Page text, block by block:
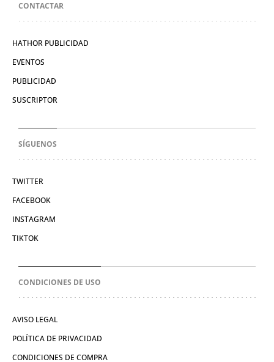
CONTACTAR
HATHOR PUBLICIDAD
EVENTOS
PUBLICIDAD
SUSCRIPTOR
SÍGUENOS
TWITTER
FACEBOOK
INSTAGRAM
TIKTOK
CONDICIONES DE USO
AVISO LEGAL
POLÍTICA DE PRIVACIDAD
CONDICIONES DE COMPRA